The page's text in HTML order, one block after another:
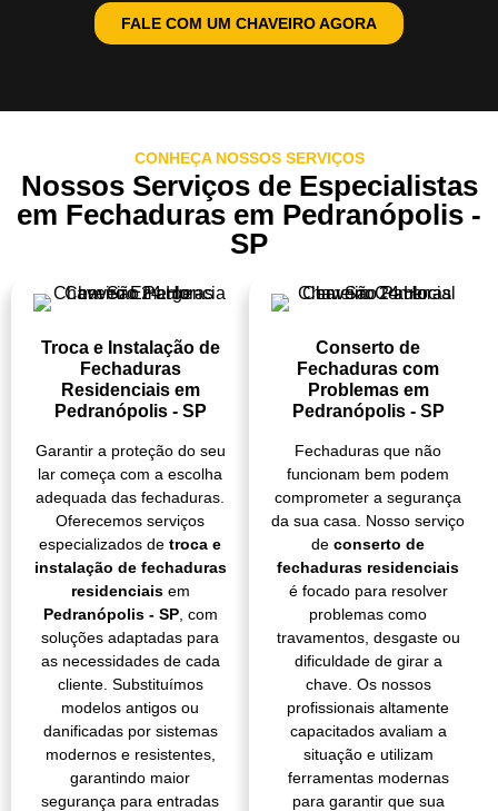
FALE COM UM CHAVEIRO AGORA
CONHEÇA NOSSOS SERVIÇOS
Nossos Serviços de Especialistas
em Fechaduras em Pedranópolis -
SP
Troca e Instalação de
Fechaduras
Residenciais em
Pedranópolis - SP
Garantir a proteção do seu
lar começa com a escolha
adequada das fechaduras.
Oferecemos serviços
especializados de troca e
instalação de fechaduras
residenciaisem
Pedranópolis - SP, com
soluções adaptadas para
as necessidades de cada
cliente. Substituímos
modelos antigos ou
danificadas por sistemas
modernos e resistentes,
garantindo maior
segurança para entradas
Conserto de
Fechaduras com
Problemas em
Pedranópolis - SP
Fechaduras que não
funcionam bem podem
comprometer a segurança
da sua casa. Nosso serviço
de conserto de
fechaduras residenciais
é focado para resolver
problemas como
travamentos, desgaste ou
dificuldade de girar a
chave. Os nossos
profissionais altamente
capacitados avaliam a
situação e utilizam
ferramentas modernas
para garantir que sua